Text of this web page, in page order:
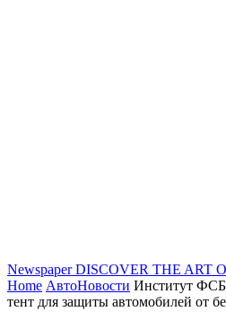
Newspaper DISCOVER THE ART
Home АвтоНовости Институт ФСБ
тент для защиты автомобилей от